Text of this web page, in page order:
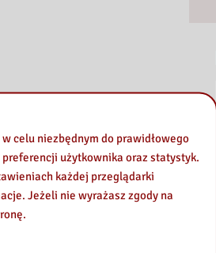
celu niezbędnym do prawidłowego
użytkownika oraz statystyk.
każdej przeglądarki
Jeżeli nie wyrażasz zgody na